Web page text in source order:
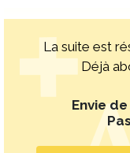
La suite est
Déjà
Envie